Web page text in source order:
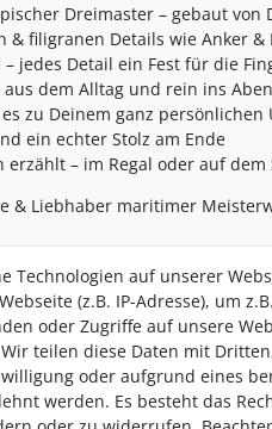
Dreimaster – gebaut von
& filigranen Details wie Anker &
jedes Detail ein Fest für die
dem Alltag und rein ins
zu Deinem ganz persönlichen
ein echter Stolz am Ende
erzählt – im Regal oder auf
& Liebhaber maritimer
AGB
Hinweis
Technologien auf unserer
(z.B. IP-Adresse), um
oder Zugriffe auf unsere
teilen diese Daten mit
oder aufgrund eines
werden. Es besteht das